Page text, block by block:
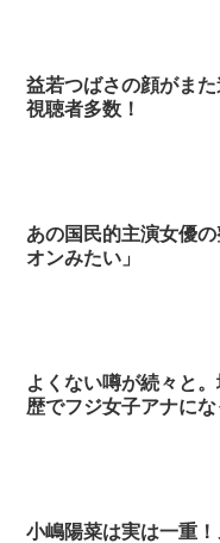
益若つばさの顔がま
視聴者多数！
あの国民的主演女優
オンみたい」
よくない噂が続々と
歴でフジ女子アナに
小嶋陽菜は実は一重